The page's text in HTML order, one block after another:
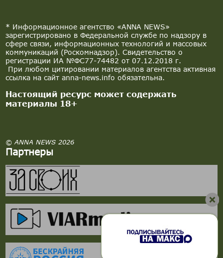
* Информационное агентство «ANNA NEWS»
зарегистрировано в Федеральной службе по надзору в
сфере связи, информационных технологий и массовых
коммуникаций (Роскомнадзор). Свидетельство о
регистрации ИА №ФС77-74482 от 07.12.2018 г.
При любом цитировании материалов агентства активная
ссылка на сайт anna-news.info обязательна.
Настоящий ресурс может содержать
материалы 18+
© ANNA NEWS 2026
Партнеры